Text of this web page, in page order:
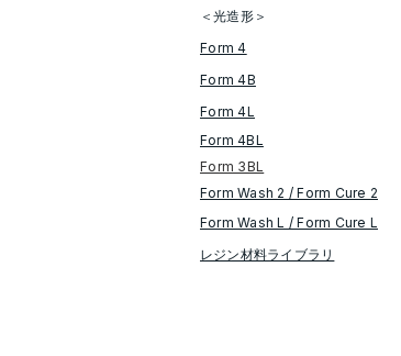
＜光造形＞
Form 4
Form 4B
Form 4L
Form 4BL
Form 3BL
Form Wash 2 / Form Cure​ 2
​​Form Wash L / Form Cure L
レジン材料ライブラリ